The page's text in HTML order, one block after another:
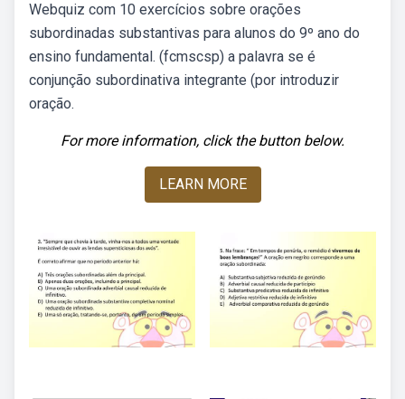
Webquiz com 10 exercícios sobre orações
subordinadas substantivas para alunos do 9º ano do
ensino fundamental. (fcmscsp) a palavra se é
conjunção subordinativa integrante (por introduzir
oração.
For more information, click the button below.
LEARN MORE